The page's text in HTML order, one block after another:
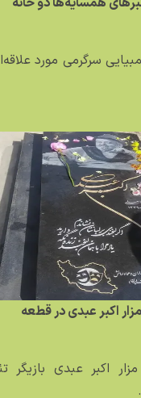
کلمبیایی سرگرمی مورد
اکبر عبدی در قطعه
اکبر عبدی بازیگر